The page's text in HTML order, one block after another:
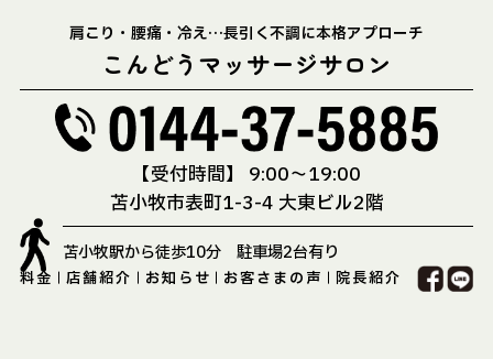
肩こり・腰痛・冷え…長引く不調に本格アプローチ
こんどうマッサージサロン
【受付時間】 9:00〜19:00
苫小牧市表町1-3-4 大東ビル2階
苫小牧駅から徒歩10分 駐車場2台有り
料金 店舗紹介 お知らせ お客さまの声 院長紹介